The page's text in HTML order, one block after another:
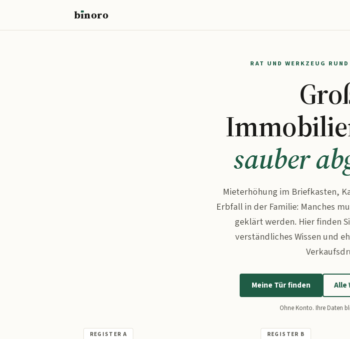
bınoro
RAT UND WERKZEUG
sauber
Mieterhöhung im Briefkasten,
Erbfall in der Familie: Manches
geklärt werden. Hier finden
verständliches Wissen und
Meine Tür finden Alle
Ohne Konto. Ihre Daten